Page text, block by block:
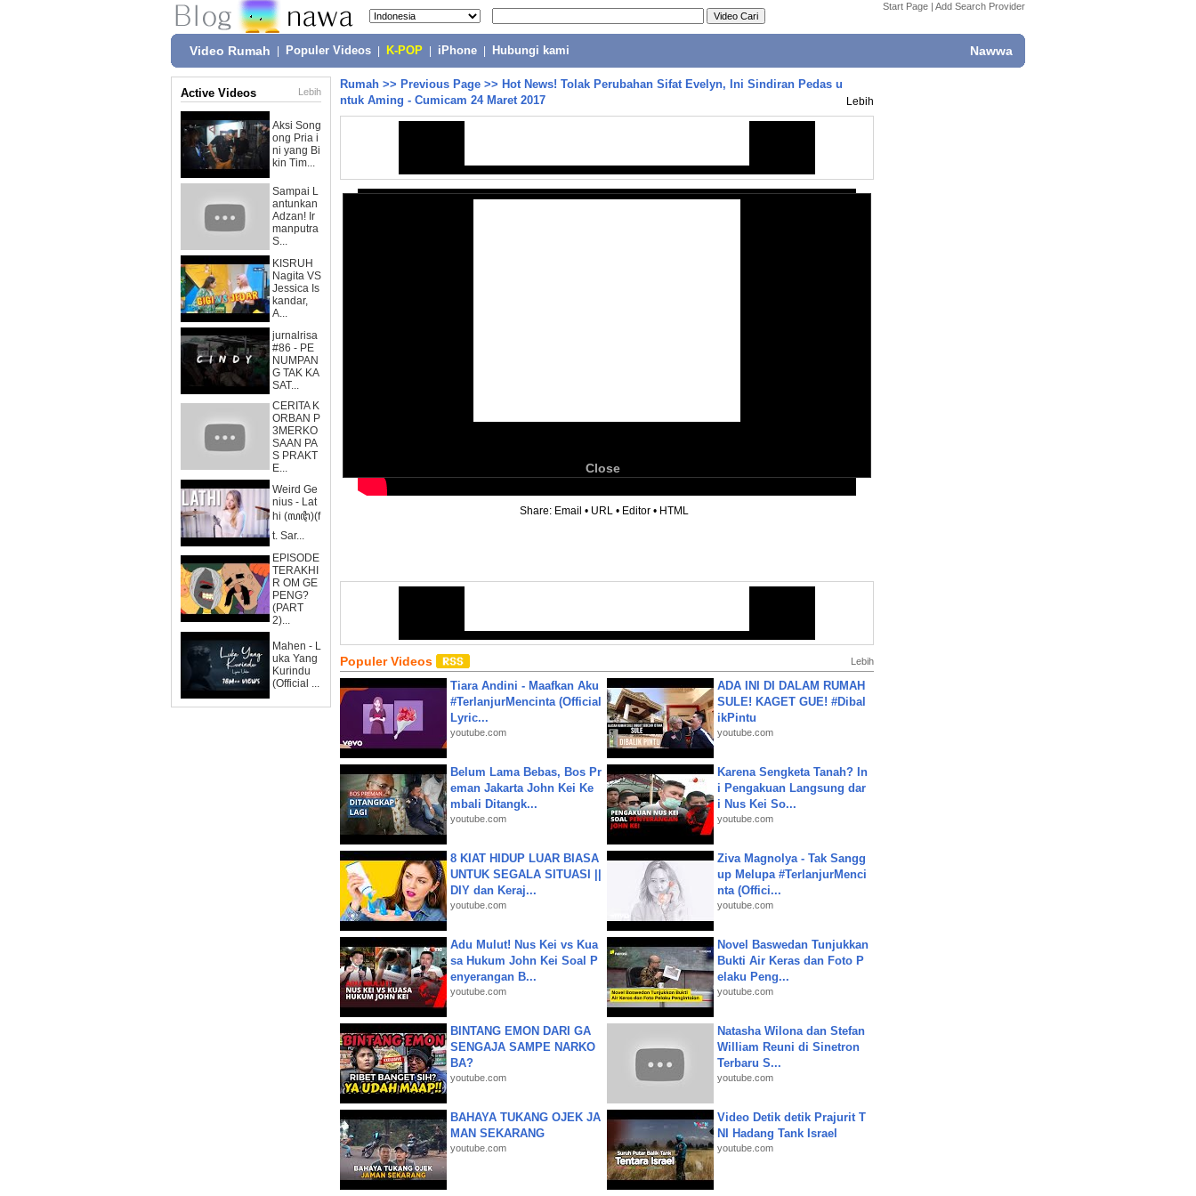
Start Page | Add Search Provider
Video Rumah Populer Videos K-POP iPhone Hubungi kami Nawwa
Active Videos Lebih
Aksi Song
ong Pria i
ni yang Bi
kin Tim...
Sampai L
antunkan
Adzan! Ir
manputra
S...
KISRUH
Nagita VS
Jessica Is
kandar,
A...
jurnalrisa
#86 - PE
NUMPAN
G TAK KA
SAT...
CERITA K
ORBAN P
3MERKO
SAAN PA
S PRAKT
E...
Weird Ge
nius - Lat
hi (ꦭꦛꦶ)(f
t. Sar...
EPISODE
TERAKHI
R OM GE
PENG?
(PART
2)...
Mahen - L
uka Yang
Kurindu
(Official ...
Rumah >> Previous Page >> Hot News! Tolak Perubahan Sifat Evelyn, Ini Sindiran Pedas u
ntuk Aming - Cumicam 24 Maret 2017
Lebih
Close
Share: Email • URL • Editor • HTML
Populer Videos Lebih
Tiara Andini - Maafkan Aku
#TerlanjurMencinta (Official
Lyric...
youtube.com
ADA INI DI DALAM RUMAH
SULE! KAGET GUE! #Dibal
ikPintu
youtube.com
Belum Lama Bebas, Bos Pr
eman Jakarta John Kei Ke
mbali Ditangk...
youtube.com
Karena Sengketa Tanah? In
i Pengakuan Langsung dar
i Nus Kei So...
youtube.com
8 KIAT HIDUP LUAR BIASA
UNTUK SEGALA SITUASI ||
DIY dan Keraj...
youtube.com
Ziva Magnolya - Tak Sangg
up Melupa #TerlanjurMenci
nta (Offici...
youtube.com
Adu Mulut! Nus Kei vs Kua
sa Hukum John Kei Soal P
enyerangan B...
youtube.com
Novel Baswedan Tunjukkan
Bukti Air Keras dan Foto P
elaku Peng...
youtube.com
BINTANG EMON DARI GA
SENGAJA SAMPE NARKO
BA?
youtube.com
Natasha Wilona dan Stefan
William Reuni di Sinetron
Terbaru S...
youtube.com
BAHAYA TUKANG OJEK JA
MAN SEKARANG
youtube.com
Video Detik detik Prajurit T
NI Hadang Tank Israel
youtube.com